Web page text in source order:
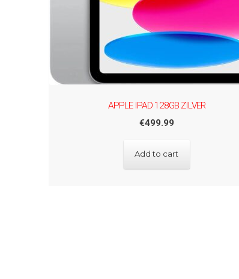
APPLE IPAD 128GB ZILVER
€499.99
Add to cart